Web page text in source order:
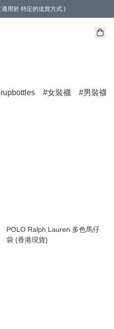
用於 特定的送貨方式 )
女裝襪
男裝襪
POLO Ralph Lauren 多色馬仔
袋 (香港現貨)